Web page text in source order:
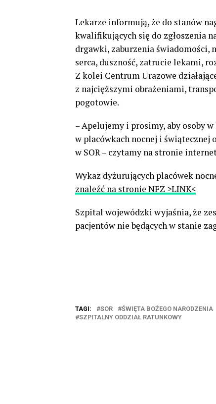
Lekarze informują, że do stanów
kwalifikujących się do zgłoszenia
drgawki, zaburzenia świadomości,
serca, duszność, zatrucie lekami,
Z kolei Centrum Urazowe
z najcięższymi obrażeniami,
pogotowie.
– Apelujemy i prosimy, aby osoby
w placówkach nocnej i świątecznej
w SOR – czytamy na stronie
Wykaz dyżurujących placówek
znaleźć na stronie NFZ >LINK<
Szpital wojewódzki wyjaśnia, że
pacjentów nie będących w stanie
TAGI: SOR ŚWIĘTA BOŻEGO NARODZENIA
SZPITALNY ODDZIAŁ RATUNKOWY